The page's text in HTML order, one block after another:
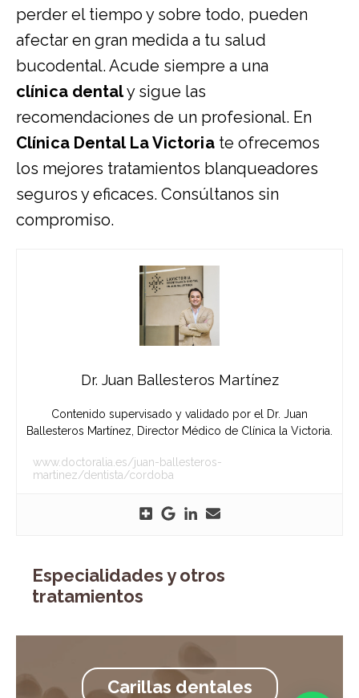
perder el tiempo y sobre todo, pueden
afectar en gran medida a tu salud
bucodental. Acude siempre a una
clínica dentaly sigue las
recomendaciones de un profesional. En
Clínica Dental La Victoriate ofrecemos
los mejores tratamientos blanqueadores
seguros y eficaces. Consúltanos sin
compromiso.
Dr. Juan Ballesteros Martínez
Contenido supervisado y validado por el Dr. Juan
Ballesteros Martínez, Director Médico de Clínica la Victoria.
www.doctoralia.es/juan-ballesteros-
martinez/dentista/cordoba
Especialidades y otros
tratamientos
Carillas dentales